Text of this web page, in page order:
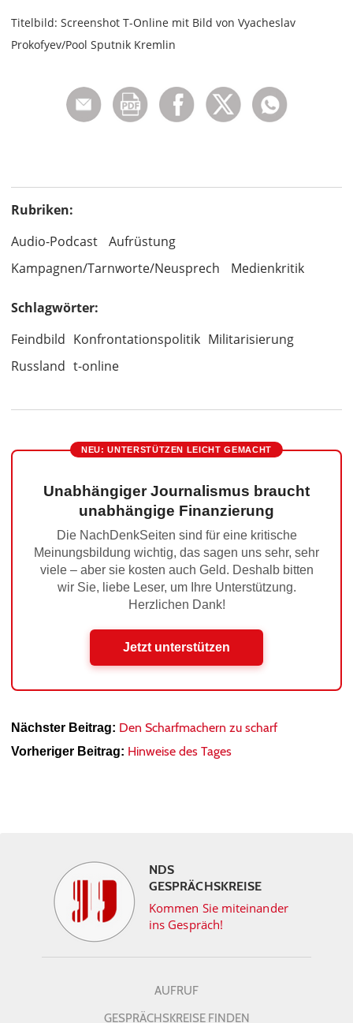
Titelbild: Screenshot T-Online mit Bild von Vyacheslav
Prokofyev/Pool Sputnik Kremlin
Rubriken:
Audio-Podcast
Aufrüstung
Kampagnen/Tarnworte/Neusprech
Medienkritik
Schlagwörter:
Feindbild Konfrontationspolitik Militarisierung
Russland t-online
NEU: UNTERSTÜTZEN LEICHT GEMACHT
Unabhängiger Journalismus braucht
unabhängige Finanzierung
Die NachDenkSeiten sind für eine kritische
Meinungsbildung wichtig, das sagen uns sehr, sehr
viele – aber sie kosten auch Geld. Deshalb bitten
wir Sie, liebe Leser, um Ihre Unterstützung.
Herzlichen Dank!
Jetzt unterstützen
Nächster Beitrag: Den Scharfmachern zu scharf
Vorheriger Beitrag: Hinweise des Tages
NDS
GESPRÄCHSKREISE
Kommen Sie miteinander
ins Gespräch!
AUFRUF
GESPRÄCHSKREISE FINDEN